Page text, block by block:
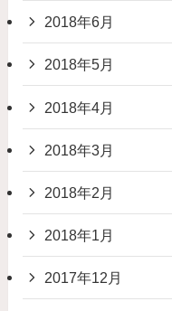
2018年6月
2018年5月
2018年4月
2018年3月
2018年2月
2018年1月
2017年12月